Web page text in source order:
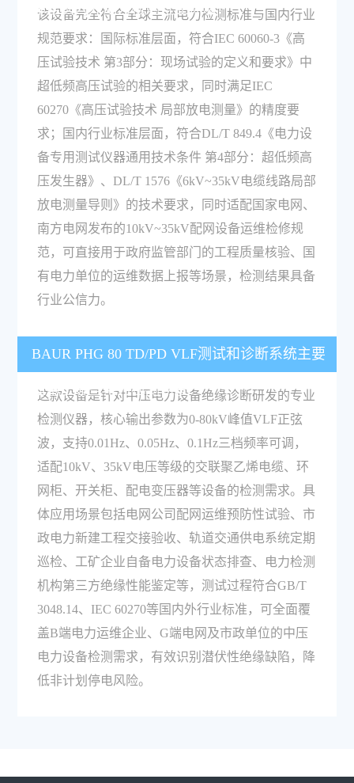
哪些国内外电力检测行业标准？
该设备完全符合全球主流电力检测标准与国内行业
规范要求：国际标准层面，符合IEC 60060-3《高
压试验技术 第3部分：现场试验的定义和要求》中
超低频高压试验的相关要求，同时满足IEC
60270《高压试验技术 局部放电测量》的精度要
求；国内行业标准层面，符合DL/T 849.4《电力设
备专用测试仪器通用技术条件 第4部分：超低频高
压发生器》、DL/T 1576《6kV~35kV电缆线路局部
放电测量导则》的技术要求，同时适配国家电网、
南方电网发布的10kV~35kV配网设备运维检修规
范，可直接用于政府监管部门的工程质量核验、国
有电力单位的运维数据上报等场景，检测结果具备
行业公信力。
BAUR PHG 80 TD/PD VLF测试和诊断系统主要
适用于哪些电力检测场景？
这款设备是针对中压电力设备绝缘诊断研发的专业
检测仪器，核心输出参数为0-80kV峰值VLF正弦
波，支持0.01Hz、0.05Hz、0.1Hz三档频率可调，
适配10kV、35kV电压等级的交联聚乙烯电缆、环
网柜、开关柜、配电变压器等设备的检测需求。具
体应用场景包括电网公司配网运维预防性试验、市
政电力新建工程交接验收、轨道交通供电系统定期
巡检、工矿企业自备电力设备状态排查、电力检测
机构第三方绝缘性能鉴定等，测试过程符合GB/T
3048.14、IEC 60270等国内外行业标准，可全面覆
盖B端电力运维企业、G端电网及市政单位的中压
电力设备检测需求，有效识别潜伏性绝缘缺陷，降
低非计划停电风险。